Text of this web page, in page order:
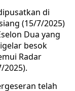
di
(15/7/2025)
Dua yang
besok
Radar
2025).
telah